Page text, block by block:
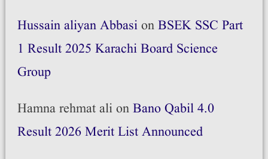
Hussain aliyan AbbasionBSEK SSC Part
1 Result 2025 Karachi Board Science
Group
Hamna rehmat alionBano Qabil 4.0
Result 2026 Merit List Announced